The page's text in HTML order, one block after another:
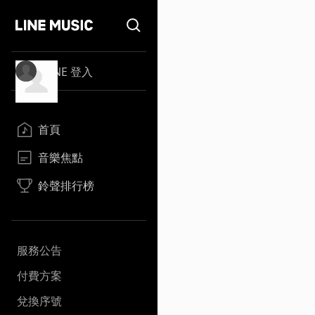
LINE 登入
首頁
音樂焦點
鈴聲排行榜
服務公告
付費方案
兌換序號